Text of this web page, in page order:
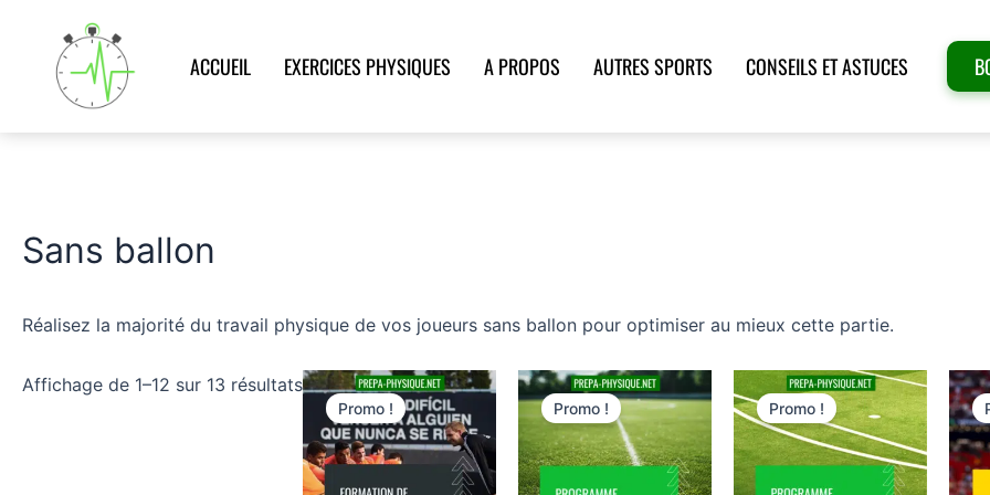
contenu
ACCUEIL EXERCICES PHYSIQUES A PROPOS AUTRES SPORTS CONSEILS ET ASTUCES
Sans ballon
Réalisez la majorité du travail physique de vos joueurs sans ballon pour optimiser au mieux cette partie.
Affichage de 1–12 sur 13 résultats
Promo !
Le
prix
initial
était :
70,00€.
Le
prix
actuel
est :
44,90€.
Promo !
Le
prix
initial
était :
141,00€.
Le
prix
actuel
est :
99,90€.
Promo !
Le
prix
initial
était :
45,00€.
Le
prix
actuel
est :
39,00€.